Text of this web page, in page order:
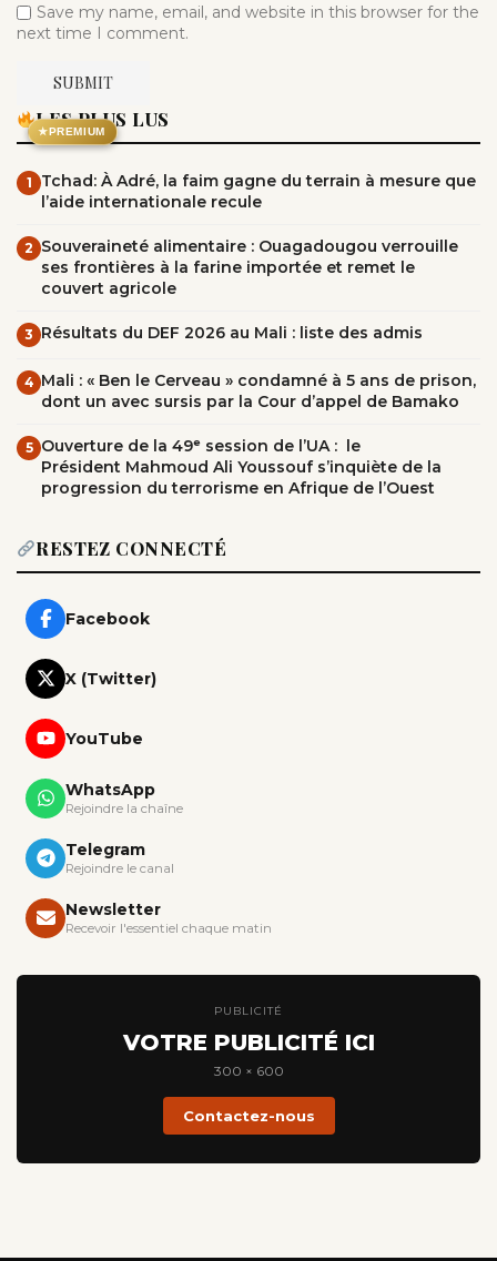
Save my name, email, and website in this browser for the
next time I comment.
★PREMIUM
LES PLUS LUS
1
Tchad: À Adré, la faim gagne du terrain à mesure que
l’aide internationale recule
2 Souveraineté alimentaire : Ouagadougou verrouille
ses frontières à la farine importée et remet le
couvert agricole
3 Résultats du DEF 2026 au Mali : liste des admis
4 Mali : « Ben le Cerveau » condamné à 5 ans de prison,
dont un avec sursis par la Cour d’appel de Bamako
5 Ouverture de la 49ᵉ session de l’UA : le
Président Mahmoud Ali Youssouf s’inquiète de la
progression du terrorisme en Afrique de l’Ouest
RESTEZ CONNECTÉ
Facebook
X (Twitter)
YouTube
WhatsApp
Rejoindre la chaîne
Telegram
Rejoindre le canal
Newsletter
Recevoir l'essentiel chaque matin
PUBLICITÉ
VOTRE PUBLICITÉ ICI
300 × 600
Contactez-nous